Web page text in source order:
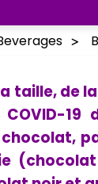
taille, de
19